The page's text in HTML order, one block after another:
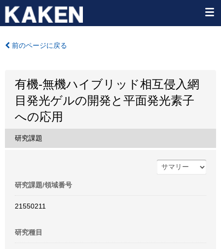
前のページに戻る
有機-無機ハイブリッド相互侵入網
目発光ゲルの開発と平面発光素子
への応用
研究課題
研究課題/領域番号
21550211
研究種目